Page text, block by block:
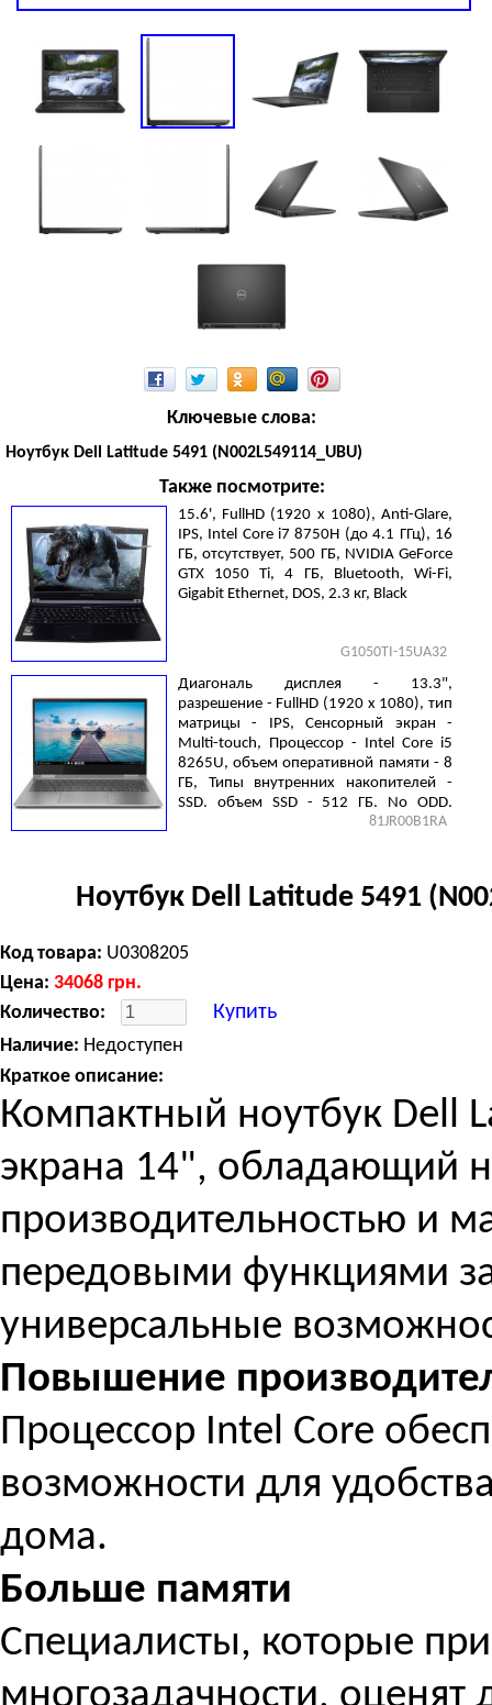
Ключевые слова:
Ноутбук Dell Latitude 5491 (N002L549114_UBU)
Также посмотрите:
15.6', FullHD (1920 х 1080), Anti-Glare,
IPS, Intel Core i7 8750H (до 4.1 ГГц), 16
ГБ, отсутствует, 500 ГБ, NVIDIA GeForce
GTX 1050 Ti, 4 ГБ, Bluetooth, Wi-Fi,
Gigabit Ethernet, DOS, 2.3 кг, Black
G1050TI-15UA32
Диагональ дисплея - 13.3",
разрешение - FullHD (1920 х 1080), тип
матрицы - IPS, Сенсорный экран -
Multi-touch, Процессор - Intel Core i5
8265U, объем оперативной памяти - 8
ГБ, Типы внутренних накопителей -
SSD, объем SSD - 512 ГБ, No ODD,
Видеокарта - Intel UHD Graphics 620,
81JR00B1RA
Ноутбук Dell Latitude 5491
Код товара: U0308205
Цена: 34068 грн.
Количество:
Купить
Наличие: Недоступен
Краткое описание:
Компактный ноутбук Dell
экрана 14", обладающий
производительностью и
передовыми функциями
универсальные
Повышение
Процессор Intel Core
возможности для
дома.
Больше памяти
Специалисты, которые
многозадачности, оценят